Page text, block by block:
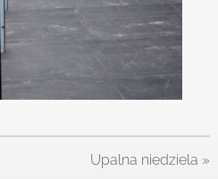
Upalna niedziela »